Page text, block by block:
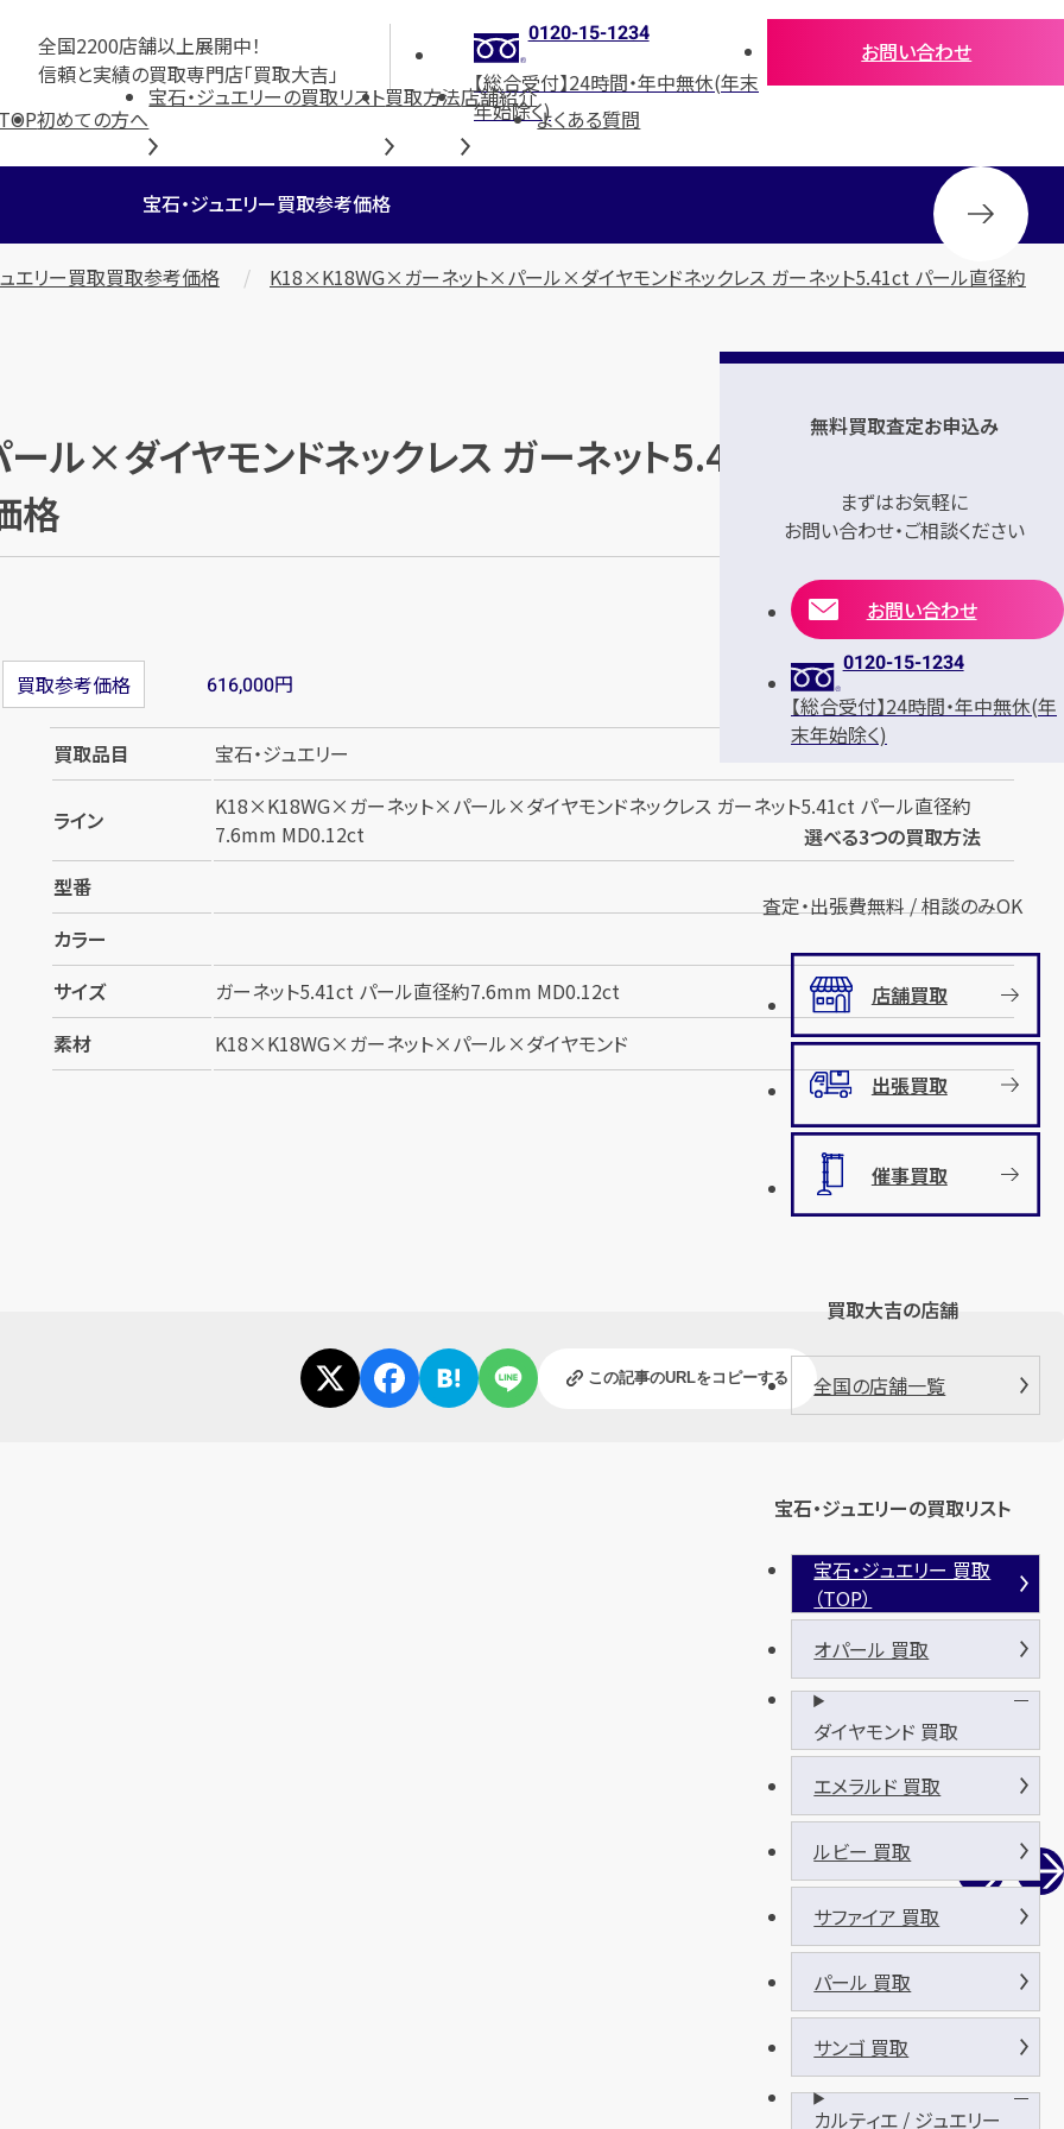
全国2200店舗以上展開中！
信頼と実績の買取専門店「買取大吉」
0120-15-1234
【総合受付】24時間・年中無休(年末
年始除く)
お問い合わせ
初めての方へ
宝石・ジュエリーの買取リスト買取方法店舗紹介
よくある質問
宝石・ジュエリー買取参考価格
エリー買取買取参考価格 K18×K18WG×ガーネット×パール×ダイヤモンドネックレス ガーネット5.41ct パール直径約
×ダイヤモンドネックレス ガーネット5.41ct パール直径約
格
買取参考価格 616,000円
買取品目 宝石・ジュエリー
ライン
K18×K18WG×ガーネット×パール×ダイヤモンドネックレス ガーネット5.41ct パール直径約
7.6mm MD0.12ct
型番
カラー
サイズ
ガーネット5.41ct パール直径約7.6mm MD0.12ct
素材
K18×K18WG×ガーネット×パール×ダイヤモンド
この記事のURLをコピーする
無料買取査定お申込み
まずはお気軽に
お問い合わせ・ご相談ください
お問い合わせ
0120-15-1234
【総合受付】24時間・年中無休(年
末年始除く)
選べる3つの買取方法
査定・出張費無料 / 相談のみOK
店舗買取
出張買取
催事買取
買取大吉の店舗
全国の店舗一覧
宝石・ジュエリーの買取リスト
宝石・ジュエリー 買取
（TOP）
オパール 買取
ダイヤモンド 買取
エメラルド 買取
ルビー 買取
サファイア 買取
パール 買取
サンゴ 買取
カルティエ / ジュエリー